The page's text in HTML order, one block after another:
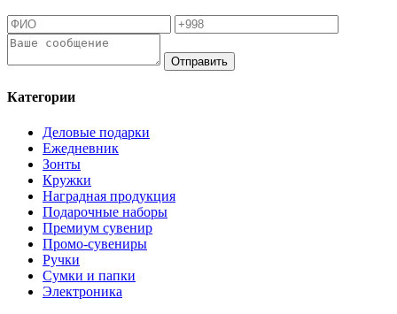
Отправить
Категории
Деловые подарки
Ежедневник
Зонты
Кружки
Наградная продукция
Подарочные наборы
Премиум сувенир
Промо-сувениры
Ручки
Сумки и папки
Электроника